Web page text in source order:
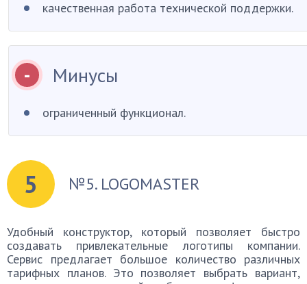
качественная работа технической поддержки.
Минусы
ограниченный функционал.
5 №5. LOGOMASTER
Удобный конструктор, который позволяет быстро
создавать привлекательные логотипы компании.
Сервис предлагает большое количество различных
тарифных планов. Это позволяет выбрать вариант,